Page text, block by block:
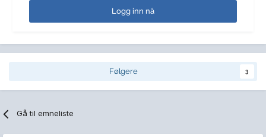
Logg inn nå
Følgere 3
Gå til emneliste